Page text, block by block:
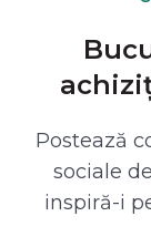
Postează
sociale
inspiră-i